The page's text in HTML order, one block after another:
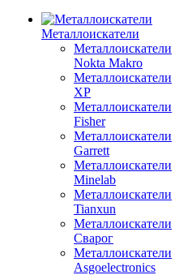
Металлоискатели
Металлоискатели
Nokta Makro
Металлоискатели
XP
Металлоискатели
Fisher
Металлоискатели
Garrett
Металлоискатели
Minelab
Металлоискатели
Tianxun
Металлоискатели
Сварог
Металлоискатели
Asgoelectronics